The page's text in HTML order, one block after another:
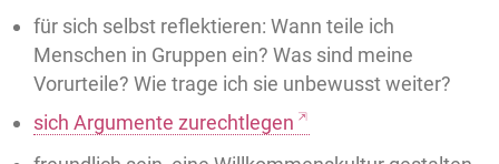
für sich selbst reflektieren: Wann teile ich
Menschen in Gruppen ein? Was sind meine
Vorurteile? Wie trage ich sie unbewusst weiter?
sich Argumente zurechtlegen